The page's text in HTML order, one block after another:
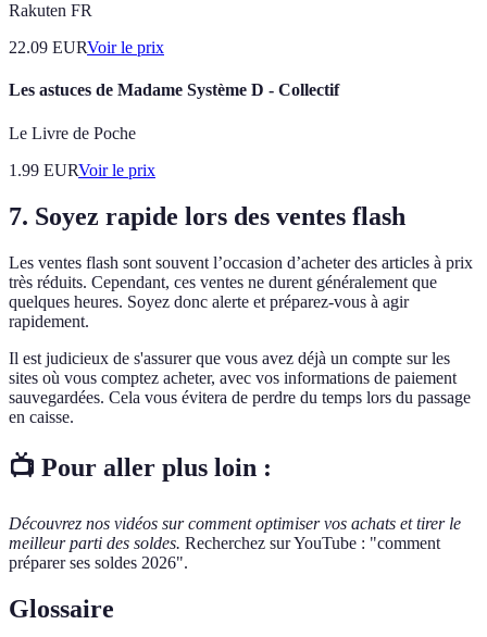
Rakuten FR
22.09 EURVoir le prix
Les astuces de Madame Système D - Collectif
Le Livre de Poche
1.99 EURVoir le prix
7. Soyez rapide lors des ventes flash
Les ventes flash sont souvent l’occasion d’acheter des articles à prix
très réduits. Cependant, ces ventes ne durent généralement que
quelques heures. Soyez donc alerte et préparez-vous à agir
rapidement.
Il est judicieux de s'assurer que vous avez déjà un compte sur les
sites où vous comptez acheter, avec vos informations de paiement
sauvegardées. Cela vous évitera de perdre du temps lors du passage
en caisse.
📺 Pour aller plus loin :
Découvrez nos vidéos sur comment optimiser vos achats et tirer le
meilleur parti des soldes. Recherchez sur YouTube : "comment
préparer ses soldes 2026".
Glossaire